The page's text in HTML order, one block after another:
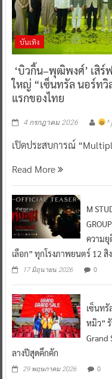
บันเทิง
‘บิวกิ้น–พุฒิพงศ์’ เสิร์
ใหญ่ “เซ็นทรัล นอร์ทวิ
แรกของไทย
4 กรกฎาคม 2026 ^
เปิดประสบการณ์
Read More
M
ความยุ
เลือก” ทุกโรงภาพยนตร์ 12
17 มิถุนายน 2026 0
เซ็นท
หมิว”
Grand
ลางปีสุดคึกคัก
29 พฤษภาคม 2026 0